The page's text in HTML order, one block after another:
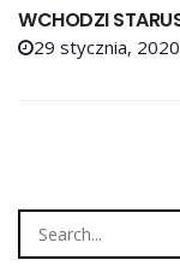
WCHODZI
29 stycznia, 2020